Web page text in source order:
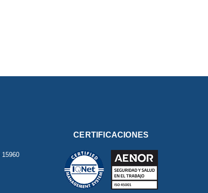
15960
CERTIFICACIONES